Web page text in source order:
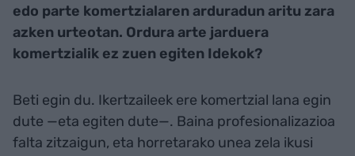
edo parte komertzialaren arduradun aritu zara
azken urteotan. Ordura arte jarduera
komertzialik ez zuen egiten Idekok?
Beti egin du. Ikertzaileek ere komertzial lana egin
dute —eta egiten dute—. Baina profesionalizazioa
falta zitzaigun, eta horretarako unea zela ikusi